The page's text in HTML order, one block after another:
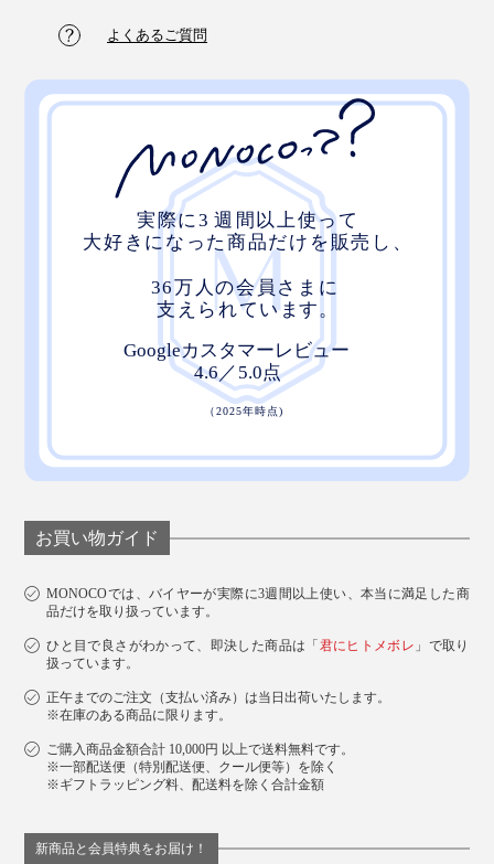
全面が矢羽の柄ですが、杉の自然な色合いを活かしてい
るので、静かな存在感があります。思わず目をとめてし
まうような、そんな美しさを目指しました。
お客様をお迎えする、リビングや客間に置くと、おもて
なしのしつらえになります」（實松さん）
『NENRIN』が、あなたの大切な空間をととのえてくれ
ます。
よくあるご質問
お買い物ガイド
MONOCOでは、バイヤーが実際に3週間以上使い、本当に満足した商
品だけを取り扱っています。
ひと目で良さがわかって、即決した商品は「 君にヒトメボレ 」で取り
扱っています。
正午までのご注文（支払い済み）は当日出荷いたします。
※在庫のある商品に限ります。
ご購入商品金額合計 10,000円 以上で送料無料です。
※一部配送便（特別配送便、クール便等）を除く
※ギフトラッピング料、配送料を除く合計金額
新商品と会員特典をお届け！